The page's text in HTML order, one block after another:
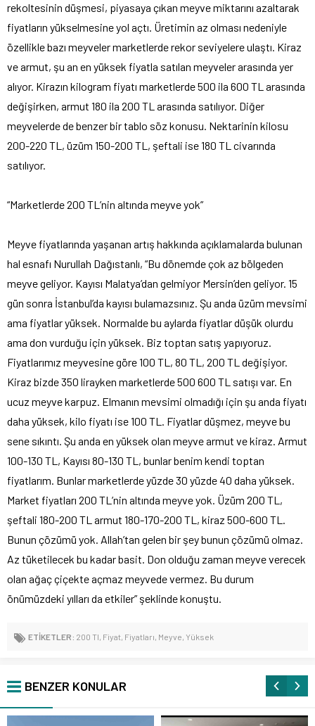
rekoltesinin düşmesi, piyasaya çıkan meyve miktarını azaltarak
fiyatların yükselmesine yol açtı. Üretimin az olması nedeniyle
özellikle bazı meyveler marketlerde rekor seviyelere ulaştı. Kiraz
ve armut, şu an en yüksek fiyatla satılan meyveler arasında yer
alıyor. Kirazın kilogram fiyatı marketlerde 500 ila 600 TL arasında
değişirken, armut 180 ila 200 TL arasında satılıyor. Diğer
meyvelerde de benzer bir tablo söz konusu. Nektarinin kilosu
200-220 TL, üzüm 150-200 TL, şeftali ise 180 TL civarında
satılıyor.
“Marketlerde 200 TL’nin altında meyve yok”
Meyve fiyatlarında yaşanan artış hakkında açıklamalarda bulunan
hal esnafı Nurullah Dağıstanlı, “Bu dönemde çok az bölgeden
meyve geliyor. Kayısı Malatya’dan gelmiyor Mersin’den geliyor. 15
gün sonra İstanbul’da kayısı bulamazsınız. Şu anda üzüm mevsimi
ama fiyatlar yüksek. Normalde bu aylarda fiyatlar düşük olurdu
ama don vurduğu için yüksek. Biz toptan satış yapıyoruz.
Fiyatlarımız meyvesine göre 100 TL, 80 TL, 200 TL değişiyor.
Kiraz bizde 350 lirayken marketlerde 500 600 TL satışı var. En
ucuz meyve karpuz. Elmanın mevsimi olmadığı için şu anda fiyatı
daha yüksek, kilo fiyatı ise 100 TL. Fiyatlar düşmez, meyve bu
sene sıkıntı. Şu anda en yüksek olan meyve armut ve kiraz. Armut
100-130 TL, Kayısı 80-130 TL, bunlar benim kendi toptan
fiyatlarım. Bunlar marketlerde yüzde 30 yüzde 40 daha yüksek.
Market fiyatları 200 TL’nin altında meyve yok. Üzüm 200 TL,
şeftali 180-200 TL armut 180-170-200 TL, kiraz 500-600 TL.
Bunun çözümü yok. Allah’tan gelen bir şey bunun çözümü olmaz.
Az tüketilecek bu kadar basit. Don olduğu zaman meyve verecek
olan ağaç çiçekte açmaz meyvede vermez. Bu durum
önümüzdeki yılları da etkiler” şeklinde konuştu.
ETİKETLER: 200 Tl, Fiyat, Fiyatları, Meyve, Yüksek
BENZER KONULAR